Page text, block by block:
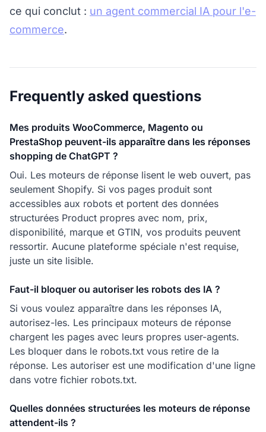
ce qui conclut : un agent commercial IA pour l'e-
commerce.
Frequently asked questions
Mes produits WooCommerce, Magento ou
PrestaShop peuvent-ils apparaître dans les réponses
shopping de ChatGPT ?
Oui. Les moteurs de réponse lisent le web ouvert, pas
seulement Shopify. Si vos pages produit sont
accessibles aux robots et portent des données
structurées Product propres avec nom, prix,
disponibilité, marque et GTIN, vos produits peuvent
ressortir. Aucune plateforme spéciale n'est requise,
juste un site lisible.
Faut-il bloquer ou autoriser les robots des IA ?
Si vous voulez apparaître dans les réponses IA,
autorisez-les. Les principaux moteurs de réponse
chargent les pages avec leurs propres user-agents.
Les bloquer dans le robots.txt vous retire de la
réponse. Les autoriser est une modification d'une ligne
dans votre fichier robots.txt.
Quelles données structurées les moteurs de réponse
attendent-ils ?